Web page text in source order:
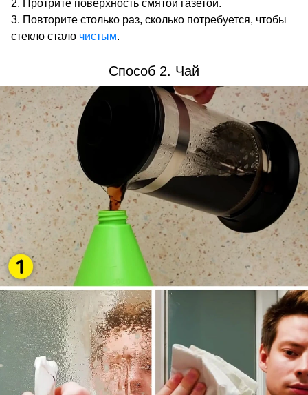
Протрите поверхность смятой газетой.
Повторите столько раз, сколько потребуется, чтобы
стекло стало чистым.
Способ 2. Чай